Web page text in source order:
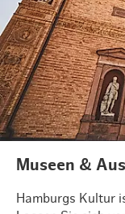
Museen &
Hamburgs Kultur